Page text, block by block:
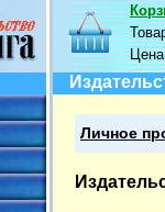
Личное